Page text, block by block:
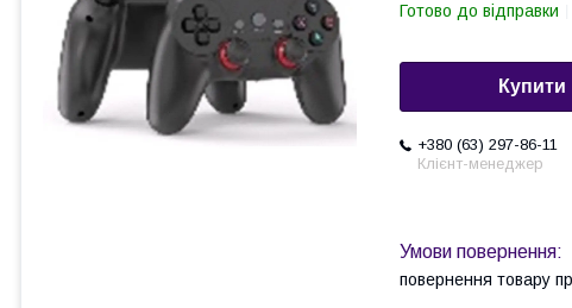
Готово до відправки
Купити
+380 (63) 297-86-11
Клієнт-менеджер
повернення товару